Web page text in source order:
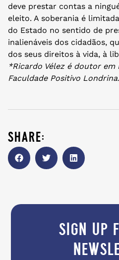
deve prestar contas a
eleito. A soberania é
do Estado no sentido de
inalienáveis dos cidadãos,
dos seus direitos à vida, à
*Ricardo Vélez é doutor
Faculdade Positivo Londrina.
share:
sign up